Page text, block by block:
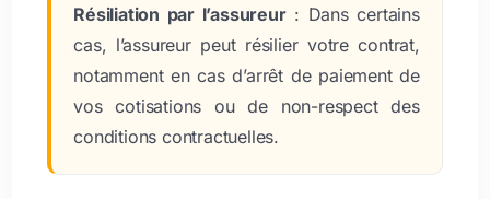
Résiliation par l’assureur: Dans certains
cas, l’assureur peut résilier votre contrat,
notamment en cas d’arrêt de paiement de
vos cotisations ou de non-respect des
conditions contractuelles.